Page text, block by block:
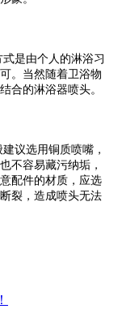
是由个人的淋浴习
。当然随着卫浴物
合的淋浴器喷头。
议选用铜质喷嘴，
不容易藏污纳垢，
配件的材质，应选
裂，造成喷头无法